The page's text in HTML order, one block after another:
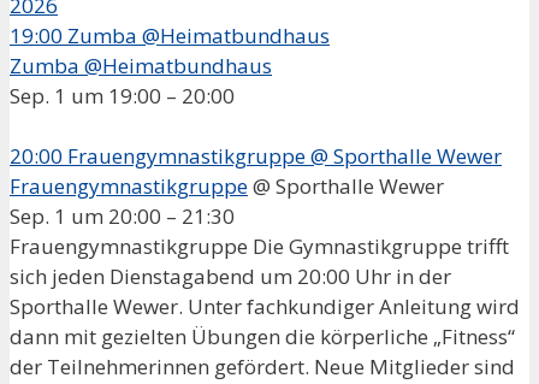
19:00 Zumba @Heimatbundhaus
Zumba @Heimatbundhaus
Sep. 1 um 19:00 – 20:00
20:00 Frauengymnastikgruppe@ Sporthalle Wewer
Frauengymnastikgruppe@ Sporthalle Wewer
Sep. 1 um 20:00 – 21:30
Frauengymnastikgruppe Die Gymnastikgruppe trifft
sich jeden Dienstagabend um 20:00 Uhr in der
Sporthalle Wewer. Unter fachkundiger Anleitung wird
dann mit gezielten Übungen die körperliche „Fitness“
der Teilnehmerinnen gefördert. Neue Mitglieder sind